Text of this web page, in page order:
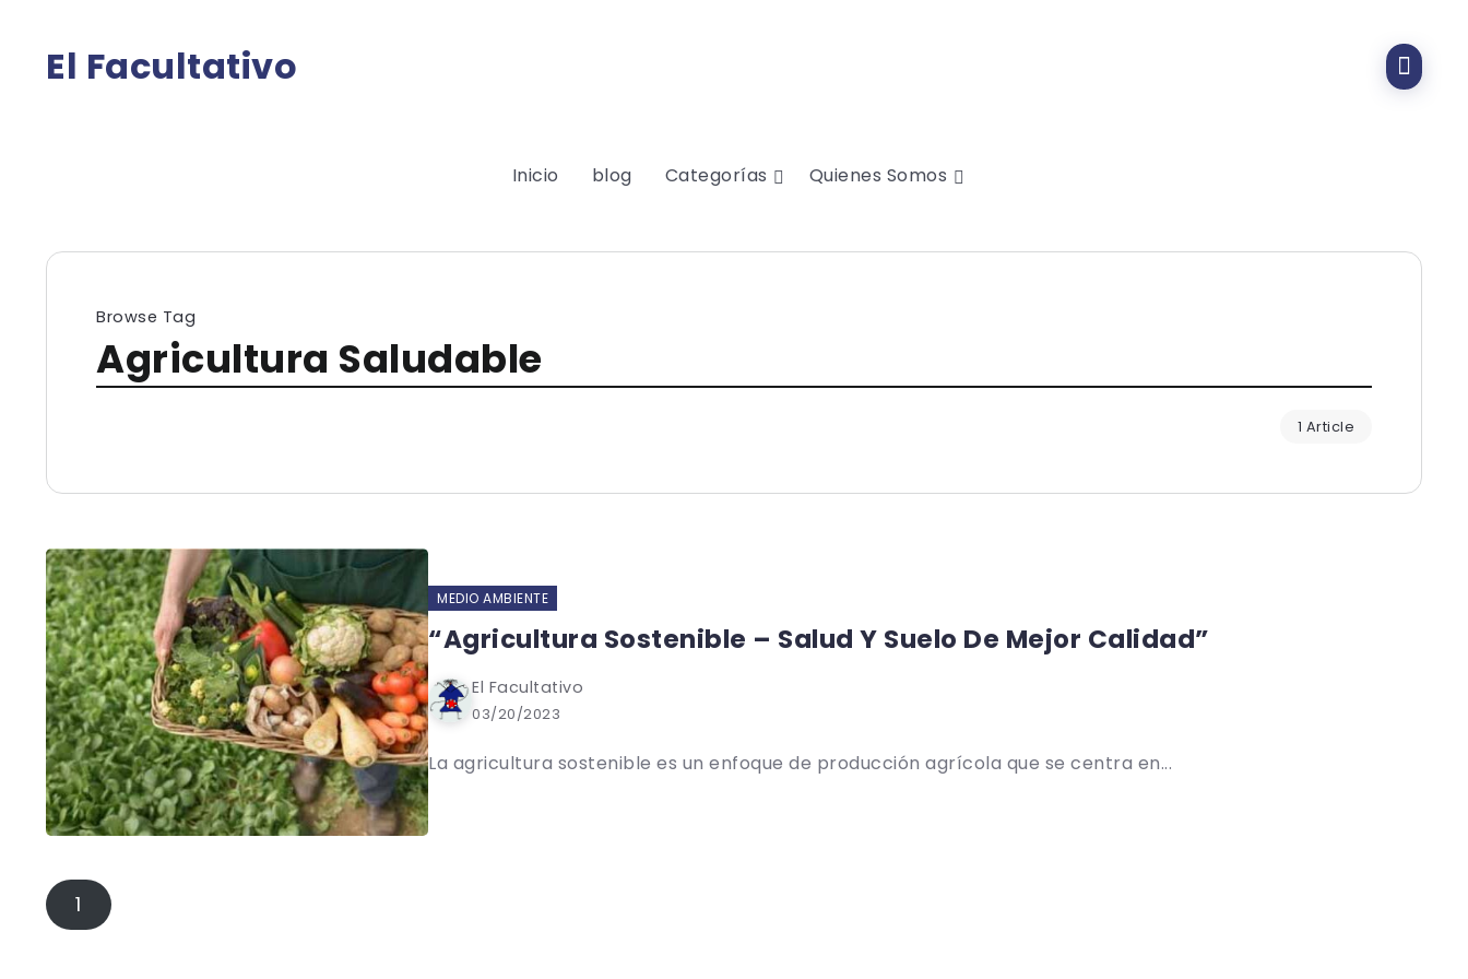
El Facultativo
Inicio blog Categorías Quienes Somos
Browse Tag
Agricultura Saludable
1 Article
MEDIO AMBIENTE
“Agricultura Sostenible – Salud Y Suelo De Mejor Calidad”
El Facultativo
03/20/2023
La agricultura sostenible es un enfoque de producción agrícola que se centra en...
1